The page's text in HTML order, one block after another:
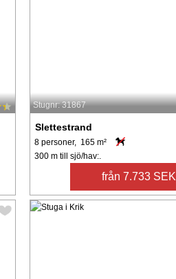
Stugnr: 31867
Slettestrand
8 personer, 165 m²
300 m till sjö/hav:.
från 7.733 SEK